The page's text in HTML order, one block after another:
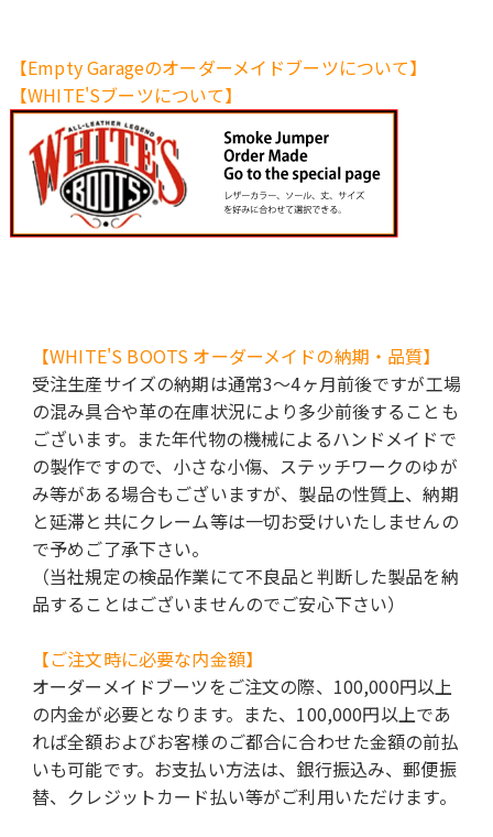
【Empty Garageのオーダーメイドブーツについて】
【WHITE'Sブーツについて】
【WHITE'S BOOTS オーダーメイドの納期・品質】
受注生産サイズの納期は通常3〜4ヶ月前後ですが工場
の混み具合や革の在庫状況により多少前後することも
ございます。また年代物の機械によるハンドメイドで
の製作ですので、小さな小傷、ステッチワークのゆが
み等がある場合もございますが、製品の性質上、納期
と延滞と共にクレーム等は一切お受けいたしませんの
で予めご了承下さい。
（当社規定の検品作業にて不良品と判断した製品を納
品することはございませんのでご安心下さい）
【ご注文時に必要な内金額】
オーダーメイドブーツをご注文の際、100,000円以上
の内金が必要となります。また、100,000円以上であ
れば全額およびお客様のご都合に合わせた金額の前払
いも可能です。お支払い方法は、銀行振込み、郵便振
替、クレジットカード払い等がご利用いただけます。